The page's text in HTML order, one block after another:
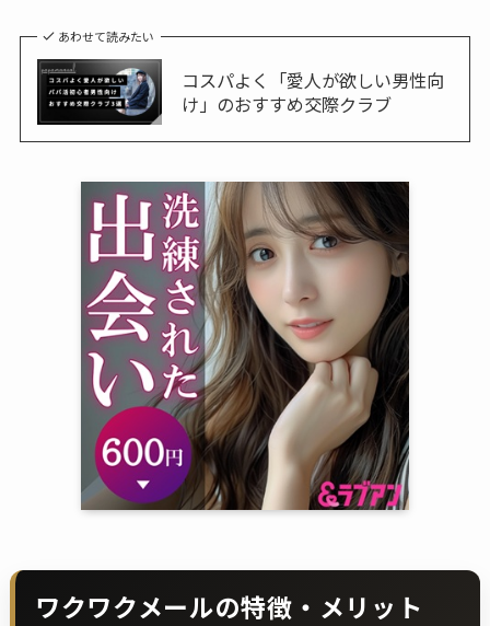
あわせて読みたい
コスパよく「愛人が欲しい男性向
け」のおすすめ交際クラブ
ワクワクメールの特徴・メリット